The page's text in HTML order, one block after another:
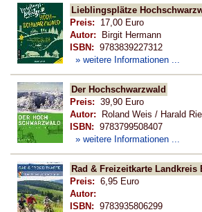
Lieblingsplätze
Preis: 17,00 Euro
Autor: Birgit Hermann
ISBN: 9783839227312
» weitere Informationen ...
Der Hochschwarzwald
Preis: 39,90 Euro
Autor: Roland Weis / Harald
ISBN: 9783799508407
» weitere Informationen ...
Rad & Freizeitkarte Landkreis
Preis: 6,95 Euro
Autor:
ISBN: 9783935806299